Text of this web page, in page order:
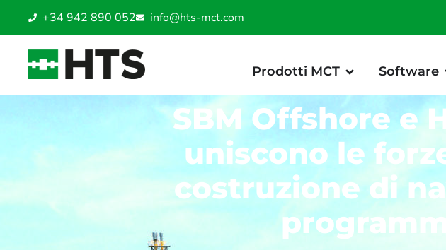
+34 942 890 052 info@hts-mct.com
Prodotti MCT Software
SBM Offshore e
uniscono le
costruzione di